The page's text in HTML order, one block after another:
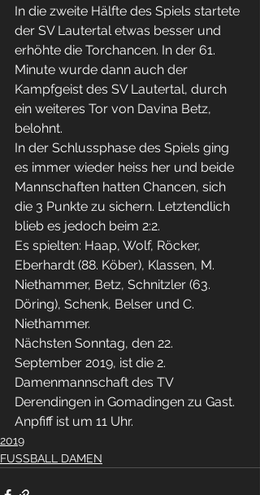
In die zweite Hälfte des Spiels startete
der SV Lautertal etwas besser und
erhöhte die Torchancen. In der 61.
Minute wurde dann auch der
Kampfgeist des SV Lautertal, durch
ein weiteres Tor von Davina Betz,
belohnt.
In der Schlussphase des Spiels ging
es immer wieder heiss her und beide
Mannschaften hatten Chancen, sich
die 3 Punkte zu sichern. Letztendlich
blieb es jedoch beim 2:2.
Es spielten: Haap, Wolf, Röcker,
Eberhardt (88. Köber), Klassen, M.
Niethammer, Betz, Schnitzler (63.
Döring), Schenk, Belser und C.
Niethammer.
Nächsten Sonntag, den 22.
September 2019, ist die 2.
Damenmannschaft des TV
Derendingen in Gomadingen zu Gast.
Anpfiff ist um 11 Uhr.
2019
FUSSBALL DAMEN